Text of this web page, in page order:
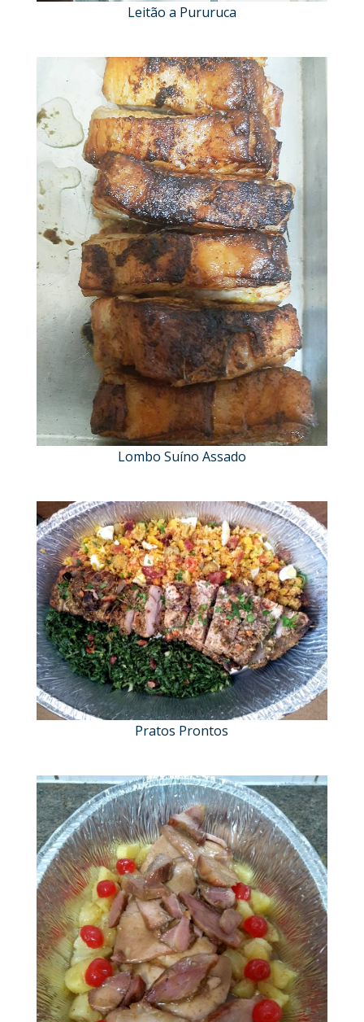
Leitão a Pururuca
Lombo Suíno Assado
Pratos Prontos